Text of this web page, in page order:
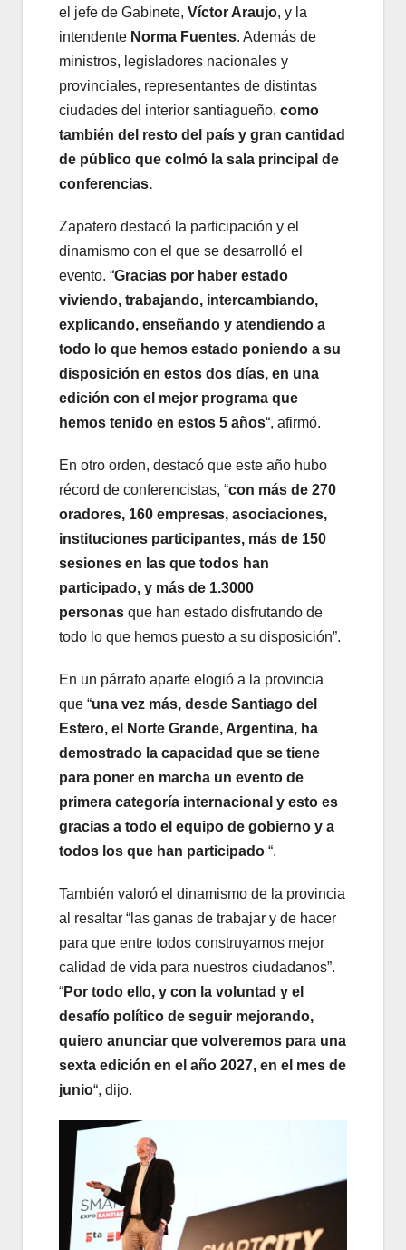
el jefe de Gabinete, Víctor Araujo, y la
intendente Norma Fuentes. Además de
ministros, legisladores nacionales y
provinciales, representantes de distintas
ciudades del interior santiagueño, como
también del resto del país y gran cantidad
de público que colmó la sala principal de
conferencias.
Zapatero destacó la participación y el
dinamismo con el que se desarrolló el
evento. “Gracias por haber estado
viviendo, trabajando, intercambiando,
explicando, enseñando y atendiendo a
todo lo que hemos estado poniendo a su
disposición en estos dos días, en una
edición con el mejor programa que
hemos tenido en estos 5 años“, afirmó.
En otro orden, destacó que este año hubo
récord de conferencistas, “con más de 270
oradores, 160 empresas, asociaciones,
instituciones participantes, más de 150
sesiones en las que todos han
participado, y más de 1.3000
personas que han estado disfrutando de
todo lo que hemos puesto a su disposición”.
En un párrafo aparte elogió a la provincia
que “una vez más, desde Santiago del
Estero, el Norte Grande, Argentina, ha
demostrado la capacidad que se tiene
para poner en marcha un evento de
primera categoría internacional y esto es
gracias a todo el equipo de gobierno y a
todos los que han participado “.
También valoró el dinamismo de la provincia
al resaltar “las ganas de trabajar y de hacer
para que entre todos construyamos mejor
calidad de vida para nuestros ciudadanos”.
“Por todo ello, y con la voluntad y el
desafío político de seguir mejorando,
quiero anunciar que volveremos para una
sexta edición en el año 2027, en el mes de
junio“, dijo.